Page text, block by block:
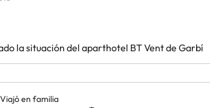
la situación del aparthotel BT Vent de Garbí
Viajó en familia